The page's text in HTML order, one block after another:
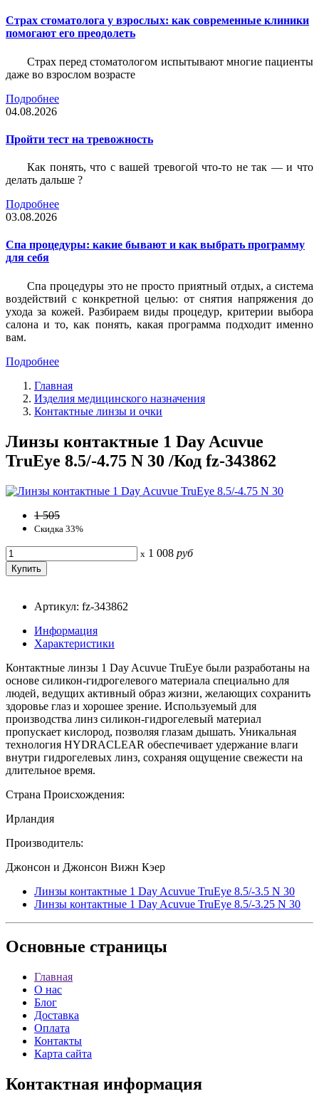
Страх стоматолога у взрослых: как современные клиники
помогают его преодолеть
Страх перед стоматологом испытывают многие пациенты
даже во взрослом возрасте
Подробнее
04.08.2026
Пройти тест на тревожность
Как понять, что с вашей тревогой что-то не так — и что
делать дальше ?
Подробнее
03.08.2026
Спа процедуры: какие бывают и как выбрать программу
для себя
Спа процедуры это не просто приятный отдых, а система
воздействий с конкретной целью: от снятия напряжения до
ухода за кожей. Разбираем виды процедур, критерии выбора
салона и то, как понять, какая программа подходит именно
вам.
Подробнее
Главная
Изделия медицинского назначения
Контактные линзы и очки
Линзы контактные 1 Day Acuvue
TruEye 8.5/-4.75 N 30 /Код fz-343862
1 505
Скидка 33%
x 1 008 руб
Артикул: fz-343862
Информация
Характеристики
Контактные линзы 1 Day Acuvue TruEye были разработаны на
основе силикон-гидрогелевого материала специально для
людей, ведущих активный образ жизни, желающих сохранить
здоровье глаз и хорошее зрение. Используемый для
производства линз силикон-гидрогелевый материал
пропускает кислород, позволяя глазам дышать. Уникальная
технология HYDRACLEAR обеспечивает удержание влаги
внутри гидрогелевых линз, сохраняя ощущение свежести на
длительное время.
Страна Происхождения:
Ирландия
Производитель:
Джонсон и Джонсон Вижн Кэер
Линзы контактные 1 Day Acuvue TruEye 8.5/-3.5 N 30
Линзы контактные 1 Day Acuvue TruEye 8.5/-3.25 N 30
Основные страницы
Главная
О нас
Блог
Доставка
Оплата
Контакты
Карта сайта
Контактная информация